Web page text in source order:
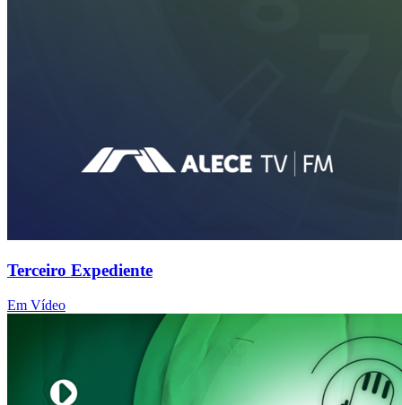
Terceiro Expediente
Em Vídeo